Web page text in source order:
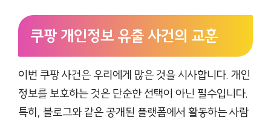
쿠팡 개인정보 유출 사건의 교훈
이번 쿠팡 사건은 우리에게 많은 것을 시사합니다. 개인
정보를 보호하는 것은 단순한 선택이 아닌 필수입니다.
특히, 블로그와 같은 공개된 플랫폼에서 활동하는 사람